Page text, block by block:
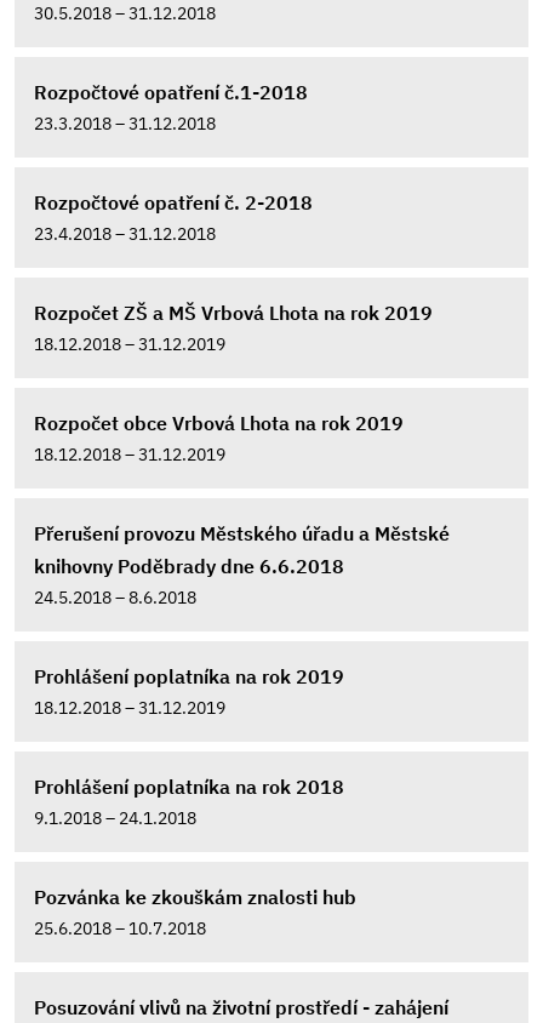
30.5.2018 – 31.12.2018
Rozpočtové opatření č.1-2018
23.3.2018 – 31.12.2018
Rozpočtové opatření č. 2-2018
23.4.2018 – 31.12.2018
Rozpočet ZŠ a MŠ Vrbová Lhota na rok 2019
18.12.2018 – 31.12.2019
Rozpočet obce Vrbová Lhota na rok 2019
18.12.2018 – 31.12.2019
Přerušení provozu Městského úřadu a Městské
knihovny Poděbrady dne 6.6.2018
24.5.2018 – 8.6.2018
Prohlášení poplatníka na rok 2019
18.12.2018 – 31.12.2019
Prohlášení poplatníka na rok 2018
9.1.2018 – 24.1.2018
Pozvánka ke zkouškám znalosti hub
25.6.2018 – 10.7.2018
Posuzování vlivů na životní prostředí - zahájení